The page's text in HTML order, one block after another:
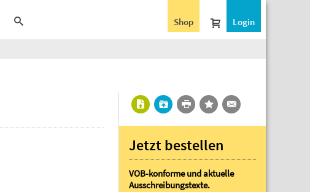
Login
Shop
Jetzt bestellen
VOB-konforme und aktuelle
Ausschreibungstexte.